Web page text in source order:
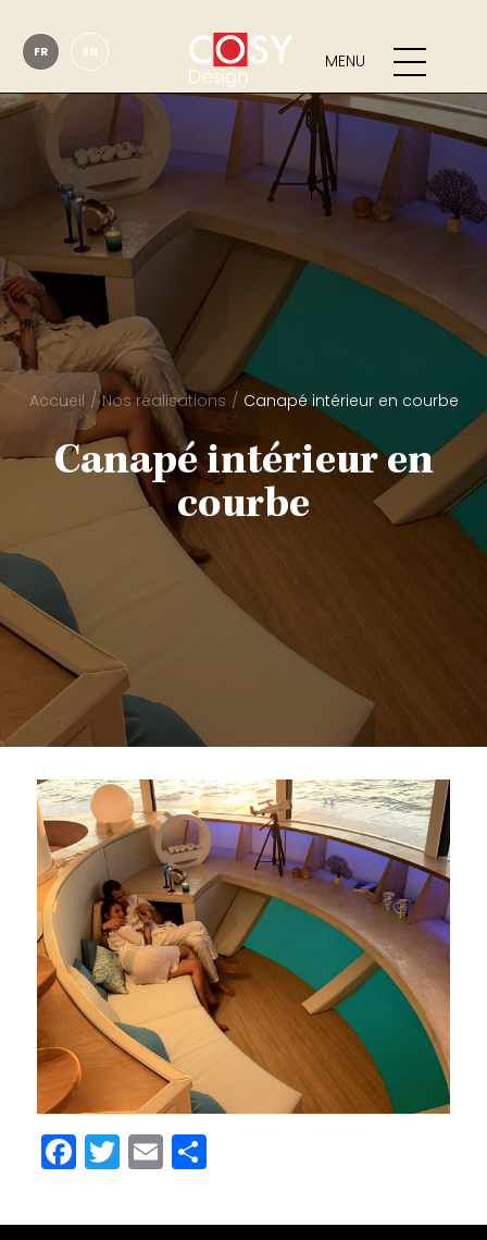
FR EN MENU
Accueil Nos réalisations Canapé intérieur en courbe
Canapé intérieur en
courbe
Facebook
Twitter
EmailPartager